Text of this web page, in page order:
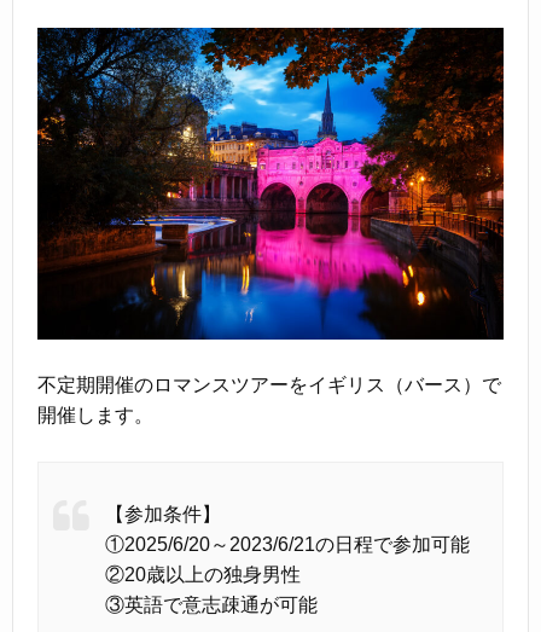
不定期開催のロマンスツアーをイギリス（バース）で
開催します。
【参加条件】
①2025/6/20～2023/6/21の日程で参加可能
②20歳以上の独身男性
③英語で意志疎通が可能